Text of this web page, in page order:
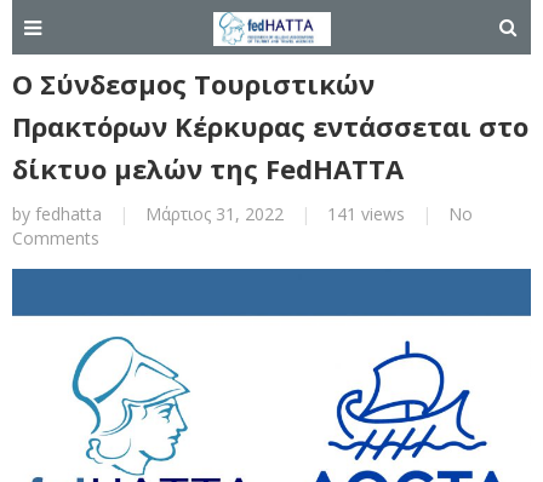
Ο Σύνδεσμος Τουριστικών
Πρακτόρων Κέρκυρας εντάσσεται στο
δίκτυο μελών της FedHATTA
by fedhatta | Μάρτιος 31, 2022 | 141 views |
No
Comments